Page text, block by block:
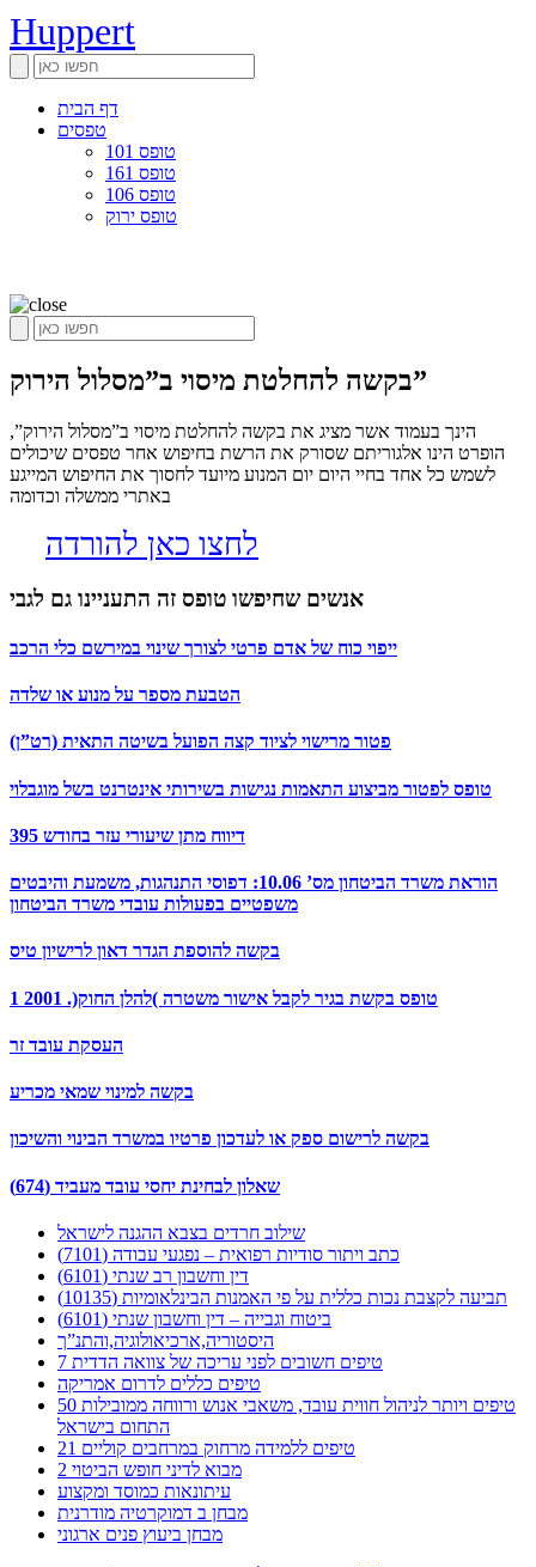
Huppert
דף הבית
טפסים
טופס 101
טופס 161
טופס 106
טופס ירוק
בקשה להחלטת מיסוי ב”מסלול הירוק”
הינך בעמוד אשר מציג את בקשה להחלטת מיסוי ב”מסלול הירוק”,
הופרט הינו אלגוריתם שסורק את הרשת בחיפוש אחר טפסים שיכולים
לשמש כל אחד בחיי היום יום המנוע מיועד לחסוך את החיפוש המייגע
באתרי ממשלה וכדומה
לחצו כאן להורדה
אנשים שחיפשו טופס זה התעניינו גם לגבי
ייפוי כוח של אדם פרטי לצורך שינוי במירשם כלי הרכב
הטבעת מספר על מנוע או שלדה
פטור מרישוי לציוד קצה הפועל בשיטה התאית (רט”ן)
טופס לפטור מביצוע התאמות נגישות בשירותי אינטרנט בשל מוגבלוי
395 דיווח מתן שיעורי עזר בחודש
הוראת משרד הביטחון מס’ 10.06: דפוסי התנהגות, משמעת והיבטים
משפטיים בפעולות עובדי משרד הביטחון
בקשה להוספת הגדר דאון לרישיון טיס
1 טופס בקשת בגיר לקבל אישור משטרה )להלן החוק(. 2001
העסקת עובד זר
בקשה למינוי שמאי מכריע
בקשה לרישום ספק או לעדכון פרטיו במשרד הבינוי והשיכון
שאלון לבחינת יחסי עובד מעביד (674)
שילוב חרדים בצבא ההגנה לישראל
כתב ויתור סודיות רפואית – נפגעי עבודה (7101)
דין וחשבון רב שנתי (6101)
תביעה לקצבת נכות כללית על פי האמנות הבינלאומיות (10135)
ביטוח וגבייה – דין וחשבון שנתי (6101)
היסטוריה,ארכיאולוגיה,והתנ”ך
7 טיפים חשובים לפני עריכה של צוואה הדדית
טיפים כללים לדרום אמריקה
50 טיפים ויותר לניהול חווית עובד, משאבי אנוש ורווחה ממובילות
התחום בישראל
21 טיפים ללמידה מרחוק במרחבים קוליים
מבוא לדיני חופש הביטוי 2
עיתונאות כמוסד ומקצוע
מבחן ב דמוקרטיה מודרנית
מבחן ביעוץ פנים ארגוני